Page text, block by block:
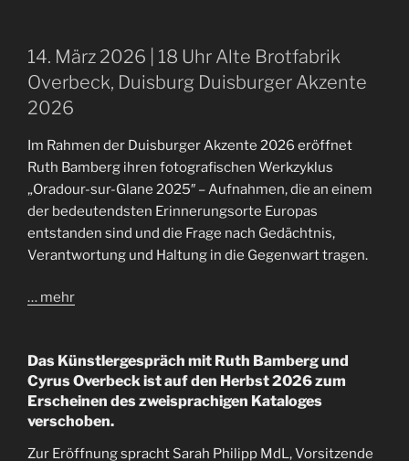
14. März 2026 | 18 Uhr Alte Brotfabrik
Overbeck, Duisburg Duisburger Akzente
2026
Im Rahmen der Duisburger Akzente 2026 eröffnet
Ruth Bamberg ihren fotografischen Werkzyklus
„Oradour-sur-Glane 2025″ – Aufnahmen, die an einem
der bedeutendsten Erinnerungsorte Europas
entstanden sind und die Frage nach Gedächtnis,
Verantwortung und Haltung in die Gegenwart tragen.
… mehr
Das Künstlergespräch mit Ruth Bamberg und
Cyrus Overbeck ist auf den Herbst 2026 zum
Erscheinen des zweisprachigen Kataloges
verschoben.
Zur Eröffnung spracht Sarah Philipp MdL, Vorsitzende